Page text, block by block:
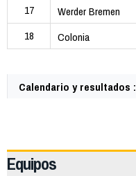
17
Werder Bremen
18
Colonia
Calendario y resultados :
Equipos